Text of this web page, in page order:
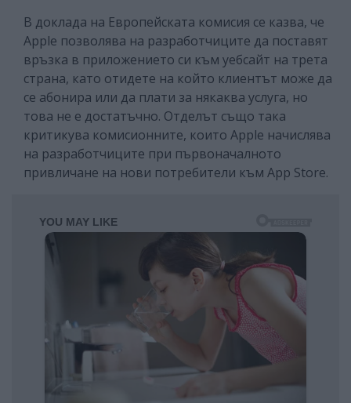
В доклада на Европейската комисия се казва, че
Apple позволява на разработчиците да поставят
връзка в приложението си към уебсайт на трета
страна, като отидете на който клиентът може да
се абонира или да плати за някаква услуга, но
това не е достатъчно. Отделът също така
критикува комисионните, които Apple начислява
на разработчиците при първоначалното
привличане на нови потребители към App Store.